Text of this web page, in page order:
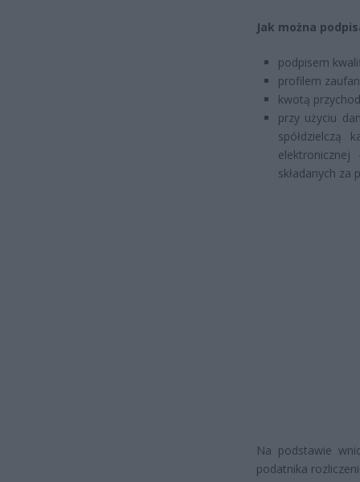
Jak można
podpisem
profilem
kwotą
przy użyciu
spółdzielczą
składanych
Na podstawie
podatnika